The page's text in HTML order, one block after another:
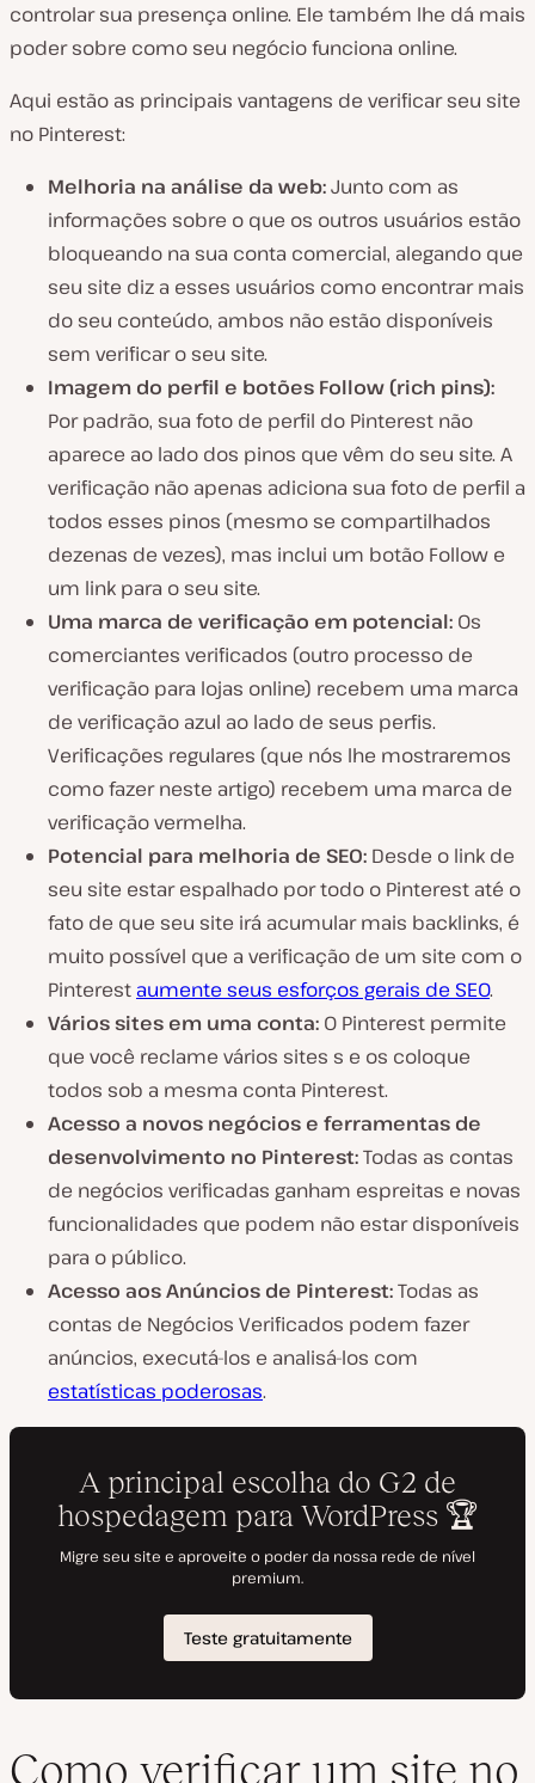
controlar sua presença online. Ele também lhe dá mais
poder sobre como seu negócio funciona online.
Aqui estão as principais vantagens de verificar seu site
no Pinterest:
Melhoria na análise da web:Junto com as
informações sobre o que os outros usuários estão
bloqueando na sua conta comercial, alegando que
seu site diz a esses usuários como encontrar mais
do seu conteúdo, ambos não estão disponíveis
sem verificar o seu site.
Imagem do perfil e botões Follow (rich pins):
Por padrão, sua foto de perfil do Pinterest não
aparece ao lado dos pinos que vêm do seu site. A
verificação não apenas adiciona sua foto de perfil a
todos esses pinos (mesmo se compartilhados
dezenas de vezes), mas inclui um botão Follow e
um link para o seu site.
Uma marca de verificação em potencial: Os
comerciantes verificados (outro processo de
verificação para lojas online) recebem uma marca
de verificação azul ao lado de seus perfis.
Verificações regulares (que nós lhe mostraremos
como fazer neste artigo) recebem uma marca de
verificação vermelha.
Potencial para melhoria de SEO: Desde o link de
seu site estar espalhado por todo o Pinterest até o
fato de que seu site irá acumular mais backlinks, é
muito possível que a verificação de um site com o
Pinterest aumente seus esforços gerais de SEO.
Vários sites em uma conta: O Pinterest permite
que você reclame vários sites s e os coloque
todos sob a mesma conta Pinterest.
Acesso a novos negócios e ferramentas de
desenvolvimento no Pinterest:Todas as contas
de negócios verificadas ganham espreitas e novas
funcionalidades que podem não estar disponíveis
para o público.
Acesso aos Anúncios de Pinterest:Todas as
contas de Negócios Verificados podem fazer
anúncios, executá-los e analisá-los com
estatísticas poderosas.
Como verificar um site no